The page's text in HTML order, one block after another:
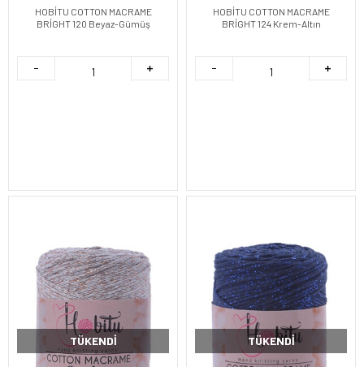
HOBİTU COTTON MACRAME
BRİGHT 120 Beyaz-Gümüş
HOBİTU COTTON MACRAME
BRİGHT 124 Krem-Altın
TÜKENDI TÜKENDI